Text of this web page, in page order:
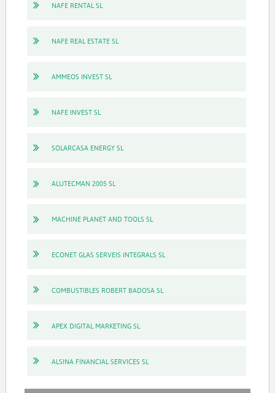
NAFE RENTAL SL
NAFE REAL ESTATE SL
AMMEOS INVEST SL
NAFE INVEST SL
SOLARCASA ENERGY SL
ALUTECMAN 2005 SL
MACHINE PLANET AND TOOLS SL
ECONET GLAS SERVEIS INTEGRALS SL
COMBUSTIBLES ROBERT BADOSA SL
APEX DIGITAL MARKETING SL
ALSINA FINANCIAL SERVICES SL